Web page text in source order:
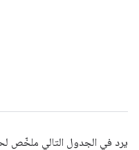
يرد في الجدول التالي ملخّص